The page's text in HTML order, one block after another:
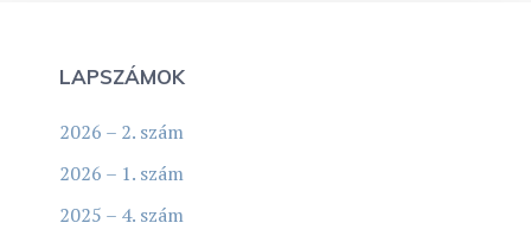
LAPSZÁMOK
2026 – 2. szám
2026 – 1. szám
2025 – 4. szám